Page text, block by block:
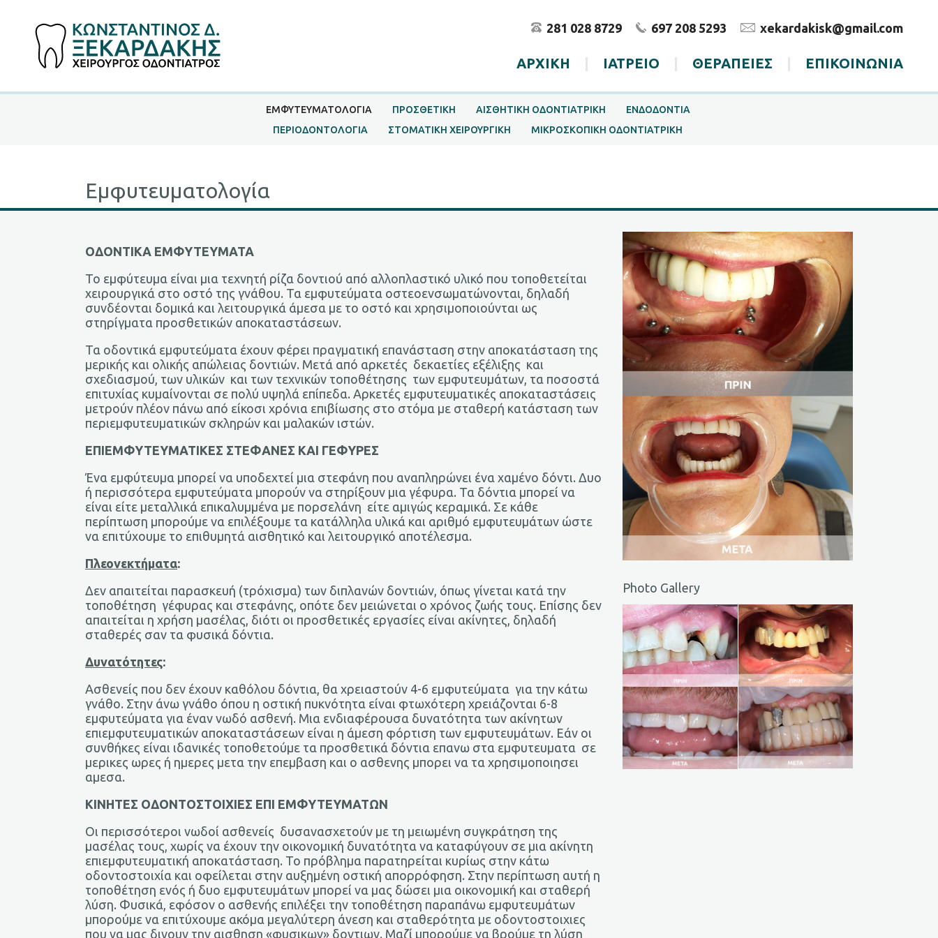
281 028 8729 697 208 5293 xekardakisk@gmail.com
ΑΡΧΙΚΗ ΙΑΤΡΕΙΟ ΘΕΡΑΠΕΙΕΣ ΕΠΙΚΟΙΝΩΝΙΑ
ΕΜΦΥΤΕΥΜΑΤΟΛΟΓΙΑ ΠΡΟΣΘΕΤΙΚΗ ΑΙΣΘΗΤΙΚΗ ΟΔΟΝΤΙΑΤΡΙΚΗ
ΕΝΔΟΔΟΝΤΙΑ
ΠΕΡΙΟΔΟΝΤΟΛΟΓΙΑ
ΣΤΟΜΑΤΙΚΗ ΧΕΙΡΟΥΡΓΙΚΗ ΜΙΚΡΟΣΚΟΠΙΚΗ ΟΔΟΝΤΙΑΤΡΙΚΗ
Εμφυτευματολογία
ΟΔΟΝΤΙΚΑ ΕΜΦΥΤΕΥΜΑΤΑ
Το εμφύτευμα είναι μια τεχνητή ρίζα δοντιού από αλλοπλαστικό υλικό που τοποθετείται
χειρουργικά στο οστό της γνάθου. Τα εμφυτεύματα οστεοενσωματώνονται, δηλαδή
συνδέονται δομικά και λειτουργικά άμεσα με το οστό και χρησιμοποιούνται ως
στηρίγματα προσθετικών αποκαταστάσεων.
Τα οδοντικά εμφυτεύματα έχουν φέρει πραγματική επανάσταση στην αποκατάσταση της
μερικής και ολικής απώλειας δοντιών. Μετά από αρκετές δεκαετίες εξέλιξης και
σχεδιασμού, των υλικών και των τεχνικών τοποθέτησης των εμφυτευμάτων, τα ποσοστά
επιτυχίας κυμαίνονται σε πολύ υψηλά επίπεδα. Αρκετές εμφυτευματικές αποκαταστάσεις
μετρούν πλέον πάνω από είκοσι χρόνια επιβίωσης στο στόμα με σταθερή κατάσταση των
περιεμφυτευματικών σκληρών και μαλακών ιστών.
ΕΠΙΕΜΦΥΤΕΥΜΑΤΙΚΕΣ ΣΤΕΦΑΝΕΣ ΚΑΙ ΓΕΦΥΡΕΣ
Ένα εμφύτευμα μπορεί να υποδεχτεί μια στεφάνη που αναπληρώνει ένα χαμένο δόντι. Δυο
ή περισσότερα εμφυτεύματα μπορούν να στηρίξουν μια γέφυρα. Τα δόντια μπορεί να
είναι είτε μεταλλικά επικαλυμμένα με πορσελάνη είτε αμιγώς κεραμικά. Σε κάθε
περίπτωση μπορούμε να επιλέξουμε τα κατάλληλα υλικά και αριθμό εμφυτευμάτων ώστε
να επιτύχουμε το επιθυμητά αισθητικό και λειτουργικό αποτέλεσμα.
Πλεονεκτήματα:
Δεν απαιτείται παρασκευή (τρόχισμα) των διπλανών δοντιών, όπως γίνεται κατά την
τοποθέτηση γέφυρας και στεφάνης, οπότε δεν μειώνεται ο χρόνος ζωής τους. Επίσης δεν
απαιτείται η χρήση μασέλας, διότι οι προσθετικές εργασίες είναι ακίνητες, δηλαδή
σταθερές σαν τα φυσικά δόντια.
Δυνατότητες:
Ασθενείς που δεν έχουν καθόλου δόντια, θα χρειαστούν 4-6 εμφυτεύματα για την κάτω
γνάθο. Στην άνω γνάθο όπου η οστική πυκνότητα είναι φτωχότερη χρειάζονται 6-8
εμφυτεύματα για έναν νωδό ασθενή. Μια ενδιαφέρουσα δυνατότητα των ακίνητων
επιεμφυτευματικών αποκαταστάσεων είναι η άμεση φόρτιση των εμφυτευμάτων. Εάν οι
συνθήκες είναι ιδανικές τοποθετούμε τα προσθετικά δόντια επανω στα εμφυτευματα σε
μερικες ωρες ή ημερες μετα την επεμβαση και ο ασθενης μπορει να τα χρησιμοποιησει
αμεσα.
ΚΙΝΗΤΕΣ ΟΔΟΝΤΟΣΤΟΙΧΙΕΣ ΕΠΙ ΕΜΦΥΤΕΥΜΑΤΩΝ
Οι περισσότεροι νωδοί ασθενείς δυσανασχετούν με τη μειωμένη συγκράτηση της
μασέλας τους, χωρίς να έχουν την οικονομική δυνατότητα να καταφύγουν σε μια ακίνητη
επιεμφυτευματική αποκατάσταση. Το πρόβλημα παρατηρείται κυρίως στην κάτω
οδοντοστοιχία και οφείλεται στην αυξημένη οστική απορρόφηση. Στην περίπτωση αυτή η
τοποθέτηση ενός ή δυο εμφυτευμάτων μπορεί να μας δώσει μια οικονομική και σταθερή
λύση. Φυσικά, εφόσον ο ασθενής επιλέξει την τοποθέτηση παραπάνω εμφυτευμάτων
μπορούμε να επιτύχουμε ακόμα μεγαλύτερη άνεση και σταθερότητα με οδοντοστοιχιες
που να μας δινουν την αισθηση «φυσικων» δοντιων. Μαζί μπορούμε να βρούμε τη λύση
Photo Gallery